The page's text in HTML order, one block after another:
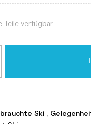
Teile verfügbar
Ski ,